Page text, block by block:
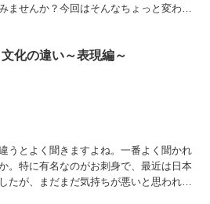
ませんか？今回はそんなちょっと変わっ
文化の違い～表現編～
うとよく聞きますよね。一番よく聞かれ
。特に有名なのがお刺身で、最近は日本
たが、まだまだ気持ちが悪いと思われる